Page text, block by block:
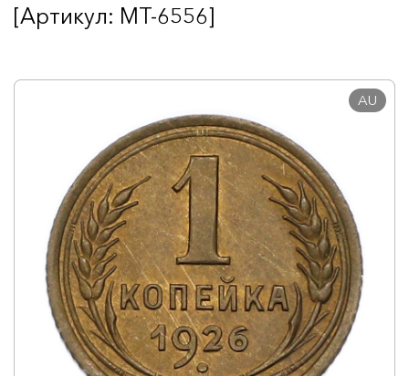
[Артикул: MT-6556]
AU